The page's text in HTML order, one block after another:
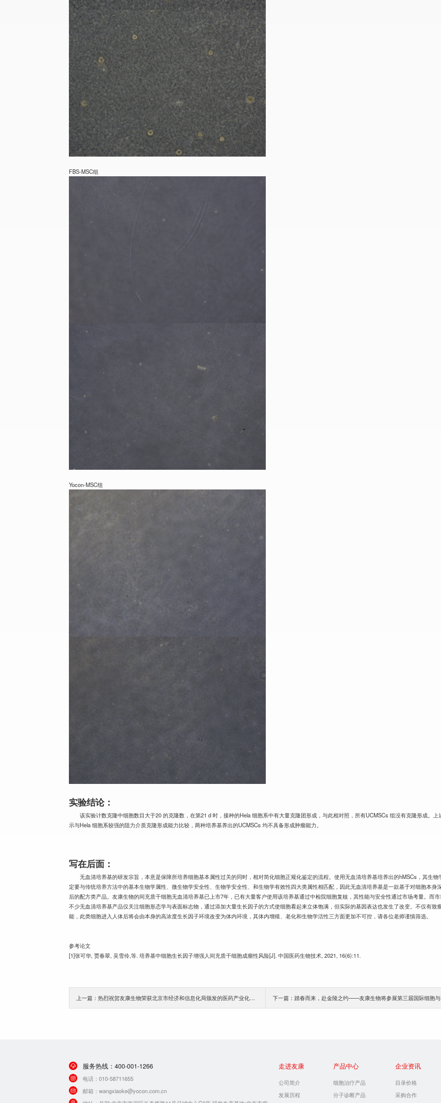
FBS-MSC组
Yocon-MSC组
实验结论：
该实验计数克隆中细胞数目大于20 的克隆数，在第21 d 时，接种的Hela 细胞系中有大量克隆团形成，与此相对照，所有UCMSCs 组没有克隆形成。上
示与Hela 细胞系较强的阻力介质克隆形成能力比较，两种培养基养出的UCMSCs 均不具备形成肿瘤能力。
写在后面：
无血清培养基的研发宗旨，本意是保障所培养细胞基本属性过关的同时，相对简化细胞正规化鉴定的流程。使用无血清培养基培养出的hMSCs，其生物
定要与传统培养方法中的基本生物学属性、微生物学安全性、生物学安全性、和生物学有效性四大类属性相匹配，因此无血清培养基是一款基于对细胞本身
后的配方类产品。友康生物的间充质干细胞无血清培养基已上市7年，已有大量客户使用该培养基通过中检院细胞复核，其性能与安全性通过市场考量。而
不少无血清培养基产品仅关注细胞形态学与表面标志物，通过添加大量生长因子的方式使细胞看起来立体饱满，但实际的基因表达也发生了改变。不仅有致
能，此类细胞进入人体后将会由本身的高浓度生长因子环境改变为体内环境，其体内增殖、老化和生物学活性三方面更加不可控，请各位老师谨慎筛选。
参考论文
[1]张可华, 贾春翠, 吴雪伶,等. 培养基中细胞生长因子增强人间充质干细胞成瘤性风险[J]. 中国医药生物技术, 2021, 16(6):11.
上一篇：热烈祝贺友康生物荣获北京市经济和信息化局颁发的医药产业化奖励！
服务热线：400-001-1266
电话：010-58711655
邮箱：wangxiaoke@yocon.com.cn
走进友康
公司简介
发展历程
产品中心
细胞治疗产品
分子诊断产品
企业资讯
目录价格
采购合作